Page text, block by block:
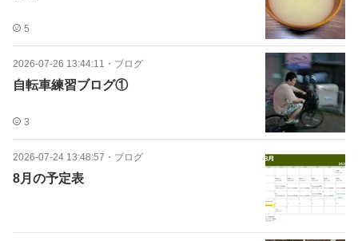
5
2026-07-26 13:44:11 ・ ブログ
自転車練習ブログ①
3
2026-07-24 13:48:57 ・ ブログ
8月の予定表